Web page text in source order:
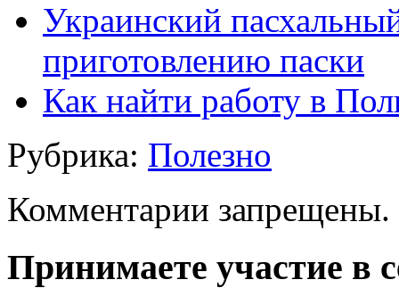
Украинский
приготовлению паски
Как найти работу в
Рубрика: Полезно
Комментарии запрещены.
Принимаете участие в